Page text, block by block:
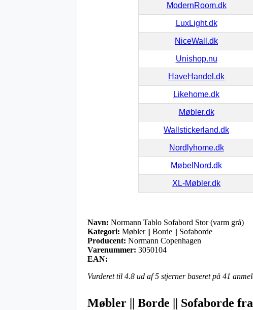
ModernRoom.dk
LuxLight.dk
NiceWall.dk
Unishop.nu
HaveHandel.dk
Likehome.dk
Møbler.dk
Wallstickerland.dk
Nordlyhome.dk
MøbelNord.dk
XL-Møbler.dk
Navn: Normann Tablo Sofabord Stor (varm grå)
Kategori: Møbler || Borde || Sofaborde
Producent: Normann Copenhagen
Varenummer: 3050104
EAN:
Vurderet til 4.8 ud af 5 stjerner baseret på 41
Møbler || Borde || Sofaborde